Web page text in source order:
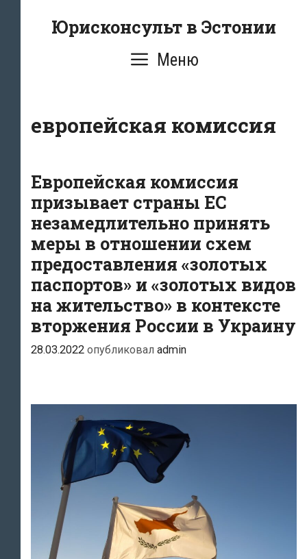
Юрисконсульт в Эстонии
Меню
европейская комиссия
Европейская комиссия
призывает страны ЕС
незамедлительно принять
меры в отношении схем
предоставления «золотых
паспортов» и «золотых видов
на жительство» в контексте
вторжения России в Украину
28.03.2022 опубликовал admin